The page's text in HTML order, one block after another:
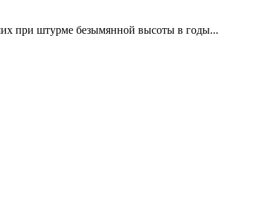
при штурме безымянной высоты в годы...